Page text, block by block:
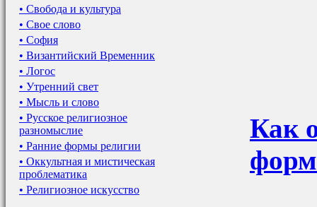
• Свобода и культура
• Свое слово
• София
• Византийский Временник
• Логос
• Утренний свет
• Мысль и слово
• Русское религиозное
разномыслие
• Ранние формы религии
• Оккультная и мистическая
проблематика
• Религиозное искусство
Как